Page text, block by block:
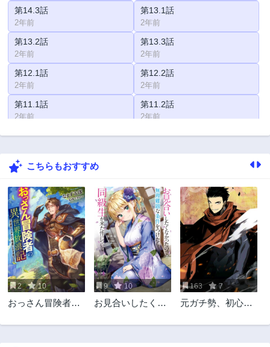
第14.3話
2年前
第13.1話
2年前
第13.2話
2年前
第13.3話
2年前
第12.1話
2年前
第12.2話
2年前
第11.1話
2年前
第11.2話
2年前
第11.3話 第10.1話
第10.2話
第9.1話
2年前
第9.2話
2年前
第9.3話
2年前
第8.1話
2年前
第8.2話
2年前
第8.3話
2年前
第7.1話
2年前
第7.2話
2年前
第6.1話 第6.2話
こちらもおすすめ
2 10
おっさん冒険者の
9 10
お見合いしたくな
難題な条件をつけ
163 7
元ガチ勢、初心者